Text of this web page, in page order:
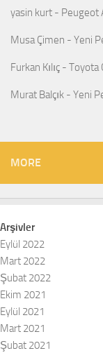
yasin kurt - Peugeot
Musa Çimen - Yeni
Furkan Kılıç - Toyota
Murat Balçık - Yeni
MORE
Arşivler
Eylül 2022
Mart 2022
Şubat 2022
Ekim 2021
Eylül 2021
Mart 2021
Şubat 2021